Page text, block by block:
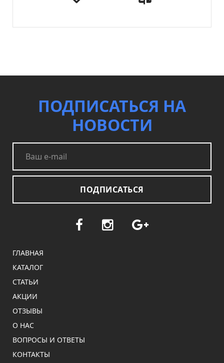
ПОДПИСАТЬСЯ НА
НОВОСТИ
ПОДПИСАТЬСЯ
ГЛАВНАЯ
КАТАЛОГ
СТАТЬИ
АКЦИИ
ОТЗЫВЫ
О НАС
ВОПРОСЫ И ОТВЕТЫ
КОНТАКТЫ